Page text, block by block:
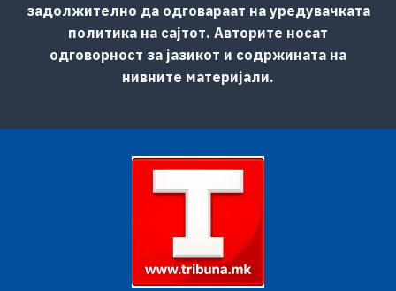
задолжително да одговараат на уредувачката
политика на сајтот. Авторите носат
одговорност за јазикот и содржината на
нивните материјали.